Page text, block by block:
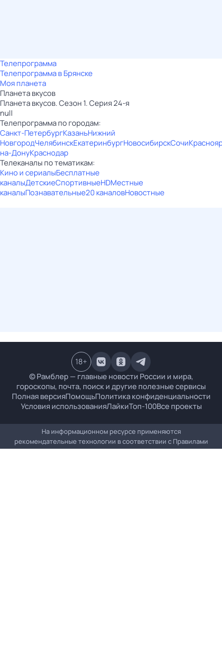
Телепрограмма
Телепрограмма в Брянске
Моя планета
Планета вкусов
Планета вкусов. Сезон 1. Серия 24-я
null
Телепрограмма по городам:
Санкт-ПетербургКазаньНижний
НовгородЧелябинскЕкатеринбургНовосибирскСочи
на-ДонуКраснодар
Телеканалы по тематикам:
Кино и сериалыБесплатные
каналыДетскиеСпортивныеHDМестные
каналыПознавательные20 каналовНовостные
© Рамблер — главные новости России и мира,
гороскопы, почта, поиск и другие полезные сервисы
Полная версияПомощьПолитика конфиденциальности
Условия использованияЛайкиТоп-100Все проекты
18+
На информационном ресурсе применяются
рекомендательные технологии в соответствии с Правилами